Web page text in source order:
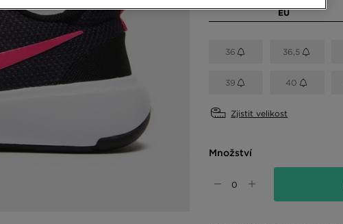
EU
36 36,5
39 40
Zjistit velikost
Množství